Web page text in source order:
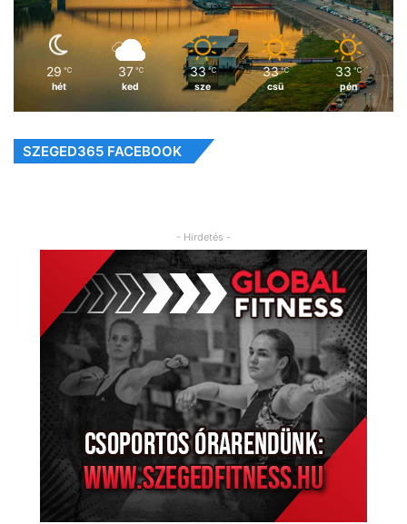
29 ℃
hét
37 ℃
ked
33 ℃
sze
33 ℃
csü
33 ℃
pén
SZEGED365 FACEBOOK
- Hirdetés -